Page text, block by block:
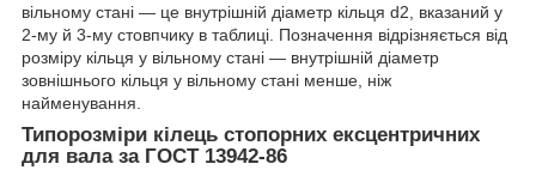
вільному стані — це внутрішній діаметр кільця d2, вказаний у
2-му й 3-му стовпчику в таблиці. Позначення відрізняється від
розміру кільця у вільному стані — внутрішній діаметр
зовнішнього кільця у вільному стані менше, ніж
найменування.
Типорозміри кілець стопорних ексцентричних
для вала за ГОСТ 13942-86